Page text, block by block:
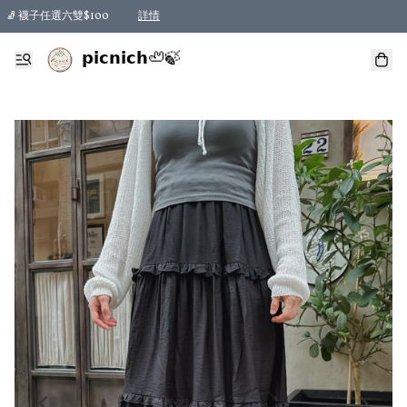
🧦 襪子任選六雙$100 詳情
𝗽𝗶𝗰𝗻𝗶𝗰𝗵🦥🍃